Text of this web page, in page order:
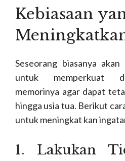
Kebiasaan
Seseorang biasanya
untuk memperkuat
memorinya agar dapat
hingga usia tua. Berikut
untuk meningkat kan
1. Lakukan